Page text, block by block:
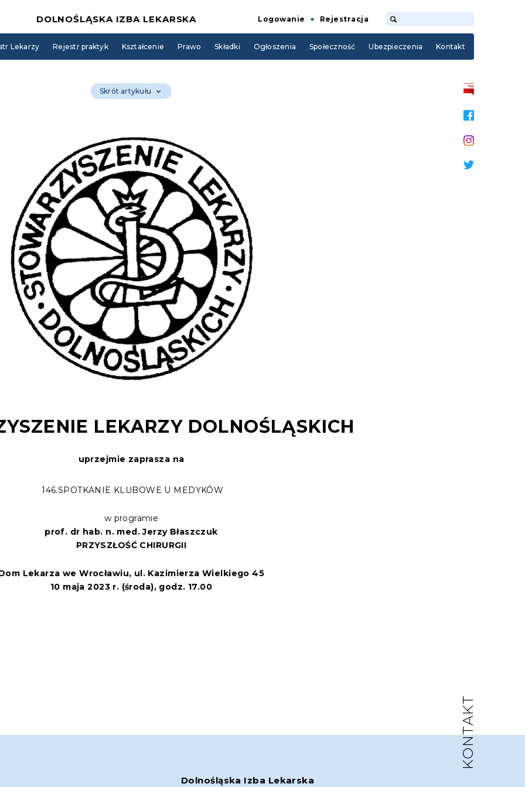
DOLNOŚLĄSKA IZBA LEKARSKA Logowanie Rejestracja
Lekarzy Rejestr praktyk Kształcenie Prawo Składki Ogłoszenia Społeczność Ubezpieczenia Kontakt
Skrót artykułu
LEKARZY DOLNOŚLĄSKICH
uprzejmie zaprasza na
146.SPOTKANIE KLUBOWE U MEDYKÓW
w programie
prof. dr hab. n. med. Jerzy Błaszczuk
PRZYSZŁOŚĆ CHIRURGII
Lekarza we Wrocławiu, ul. Kazimierza Wielkiego 45
10 maja 2023 r. (środa), godz. 17.00
KONTAKT
Dolnośląska Izba Lekarska